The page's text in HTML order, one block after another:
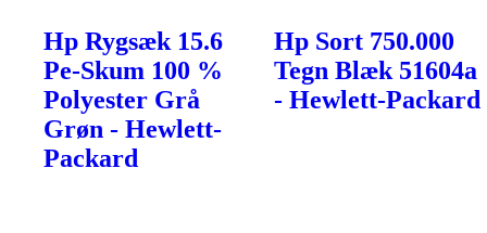
Hp Rygsæk 15.6
Pe-Skum 100 %
Polyester Grå
Grøn - Hewlett-
Packard
Hp Sort 750.000
Tegn Blæk 51604a
- Hewlett-Packard